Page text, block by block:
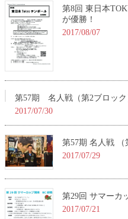
第8回 東日本
が優勝！
2017/08/07
第57期 名人戦（第2ブロック
2017/07/30
第57期 名人戦 （
2017/07/29
第29回 サマーカ
2017/07/21